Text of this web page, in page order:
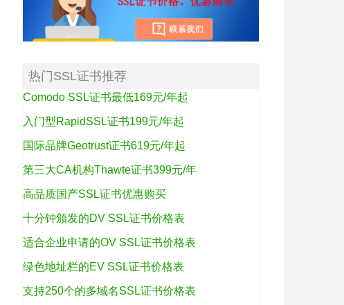
热门SSL证书推荐
Comodo SSL证书最低169元/年起
入门型RapidSSL证书199元/年起
国际品牌Geotrust证书619元/年起
第三大CA机构Thawte证书399元/年
高品质国产SSL证书优惠购买
十分钟颁发的DV SSL证书价格表
适合企业申请的OV SSL证书价格表
绿色地址栏的EV SSL证书价格表
支持250个的多域名SSL证书价格表